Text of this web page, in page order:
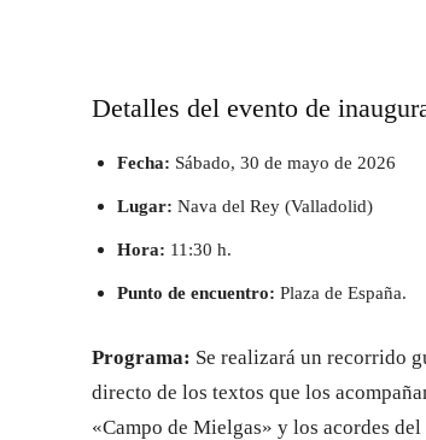
Detalles del evento de
Fecha: Sábado, 30 de mayo de 2026
Lugar: Nava del Rey (Valladolid)
Hora: 11:30 h.
Punto de encuentro: Plaza de España.
Programa: Se realizará un recorrido
directo de los textos que los
«Campo de Mielgas» y los acordes